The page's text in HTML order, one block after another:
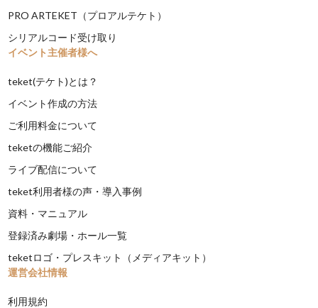
PRO ARTEKET（プロアルテケト）
シリアルコード受け取り
イベント主催者様へ
teket(テケト)とは？
イベント作成の方法
ご利用料金について
teketの機能ご紹介
ライブ配信について
teket利用者様の声・導入事例
資料・マニュアル
登録済み劇場・ホール一覧
teketロゴ・プレスキット（メディアキット）
運営会社情報
利用規約